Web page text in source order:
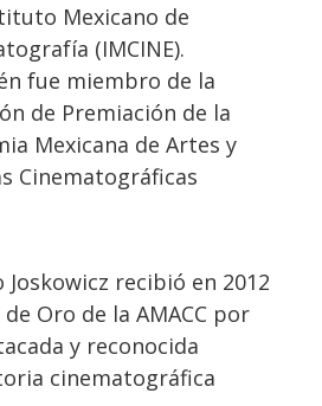
Mexicano de
(IMCINE).
fue miembro de la
de Premiación de la
Mexicana de Artes y
Cinematográficas
Joskowicz recibió en 2012
Oro de la AMACC por
y reconocida
cinematográfica